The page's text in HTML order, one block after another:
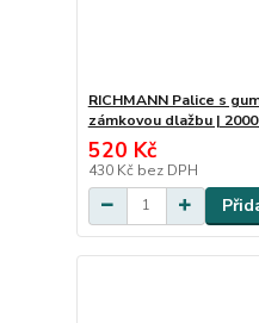
RICHMANN Palice s
zámkovou dlažbu |
520 Kč
430 Kč bez DPH